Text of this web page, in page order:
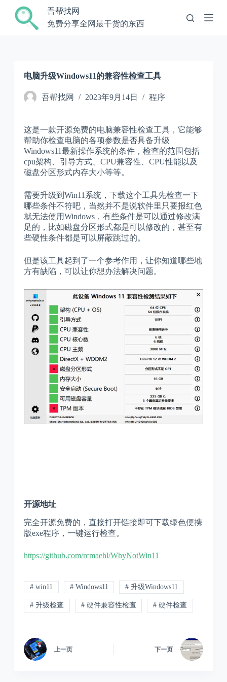
跳
过
吾帮找网
免费分享全网最干货的东西
电脑升级Windows11的兼容性检查工具
吾帮找网 2023年9月14日 程序
这是一款开源免费的电脑兼容性检查工具，它能够
帮助你检查电脑的各项参数是否具备升级
Windows11最新操作系统的条件，检查的范围包括
cpu架构、引导方式、CPU兼容性、CPU性能以及
磁盘分区形式内存大小等等。
需要升级到Win11系统，下载这个工具先检查一下
哪些条件不符吧，当然并不是说软件里只要报红色
就无法使用Windows，有些条件是可以通过修改满
足的，比如磁盘分区形式都是可以修改的，甚至有
些硬性条件都是可以屏蔽跳过的。
但是该工具起到了一个参考作用，让你知道哪些地
方有缺陷，可以让你想办法解决问题。
开源地址
完全开源免费的，直接打开链接即可下载绿色便携
版exe程序，一键运行检查。
https://github.com/rcmaehl/WhyNotWin11
# win11 # Windows11 # 升级Windows11
# 升级检查 # 硬件兼容性检查 # 硬件检查
上一页 下一页